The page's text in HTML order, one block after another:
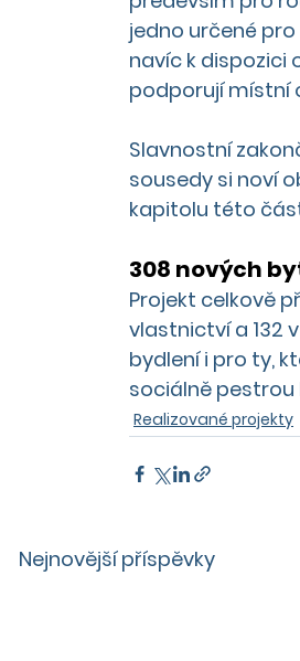
jedno určené
navíc k dispozici
podporují místní
Slavnostní
sousedy si noví
kapitolu této
308 nových
Projekt celkově
vlastnictví a 132
bydlení i pro ty,
sociálně
Realizované projekty
Nejnovější příspěvky